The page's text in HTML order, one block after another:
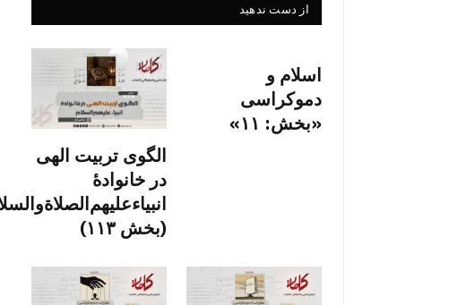
از دست ندهید
اسلام و
دموکراسی
«بخش: ۱۱»
الگوی تربیت الهی
در خانوادۀ
(بخش ۱۱۳)